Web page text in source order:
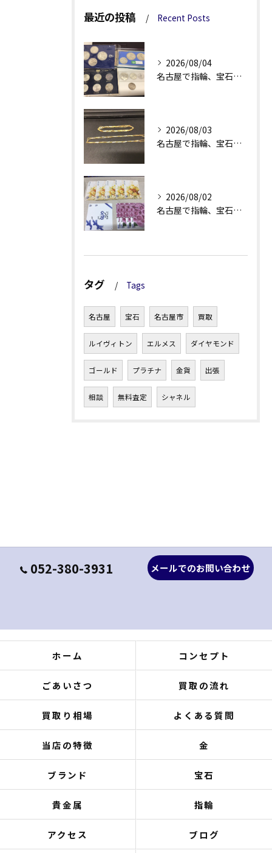
最近の投稿 Recent Posts
2026/08/04
名古屋で指輪、宝石買取なら当店で！！。
2026/08/03
名古屋で指輪、宝石買取なら当店で！！。
2026/08/02
名古屋で指輪、宝石買取なら当店で！！。
タグ Tags
名古屋 宝石 名古屋市 買取
ルイヴィトン エルメス ダイヤモンド
ゴールド プラチナ 金貨 出張
相談 無料査定 シャネル
052-380-3931 メールでのお問い合わせ
ホーム コンセプト
ごあいさつ 買取の流れ
買取り相場 よくある質問
当店の特徴 金
ブランド 宝石
貴金属 指輪
アクセス ブログ